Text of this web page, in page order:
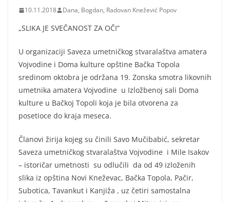
10.11.2018 Dana, Bogdan, Radovan Knežević Popov
„SLIKA JE SVEČANOST ZA OČI“
U organizaciji Saveza umetničkog stvaralaštva amatera
Vojvodine i Doma kulture opštine Bačka Topola
sredinom oktobra je održana 19. Zonska smotra likovnih
umetnika amatera Vojvodine u Izložbenoj sali Doma
kulture u Bačkoj Topoli koja je bila otvorena za
posetioce do kraja meseca.
Članovi žirija kojeg su činili Savo Mučibabić, sekretar
Saveza umetničkog stvaralaštva Vojvodine i Mile Isakov
– istoričar umetnosti su odlučili da od 49 izloženih
slika iz opština Novi Kneževac, Bačka Topola, Pačir,
Subotica, Tavankut i Kanjiža , uz četiri samostalna